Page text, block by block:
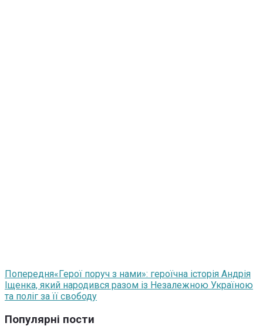
Попередня«Герої поруч з нами»: героїчна історія Андрія
Іщенка, який народився разом із Незалежною Україною
та поліг за її свободу
Популярні пости